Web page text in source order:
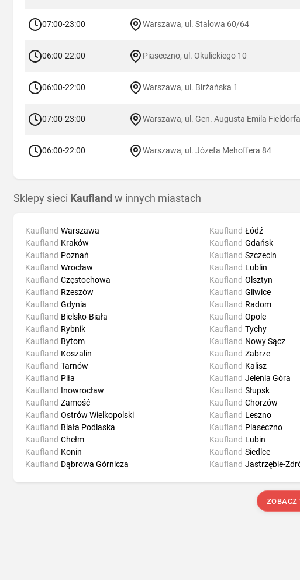
07:00-23:00 Warszawa, ul. Stalowa 60/64
06:00-22:00 Piaseczno, ul. Okulickiego 10
06:00-22:00 Warszawa, ul. Birżańska 1
07:00-23:00 Warszawa, ul. Gen. Augusta Emila
06:00-22:00 Warszawa, ul. Józefa Mehoffera 84
Sklepy sieci Kaufland w innych miastach
Kaufland Warszawa
Kaufland Kraków
Kaufland Poznań
Kaufland Wrocław
Kaufland Łódź
Kaufland Gdańsk
Kaufland Szczecin
Kaufland Lublin
Kaufland Częstochowa
Kaufland Rzeszów
Kaufland Gdynia
Kaufland Bielsko-Biała
Kaufland Olsztyn
Kaufland Gliwice
Kaufland Radom
Kaufland Opole
Kaufland Rybnik
Kaufland Bytom
Kaufland Koszalin
Kaufland Tarnów
Kaufland Tychy
Kaufland Nowy Sącz
Kaufland Zabrze
Kaufland Kalisz
Kaufland Piła
Kaufland Inowrocław
Kaufland Zamość
Kaufland Ostrów Wielkopolski
Kaufland Jelenia Góra
Kaufland Słupsk
Kaufland Chorzów
Kaufland Leszno
Kaufland Biała Podlaska
Kaufland Chełm
Kaufland Konin
Kaufland Dąbrowa Górnicza
Kaufland Piaseczno
Kaufland Lubin
Kaufland Siedlce
Kaufland Jastrzębie-
ZOBACZ